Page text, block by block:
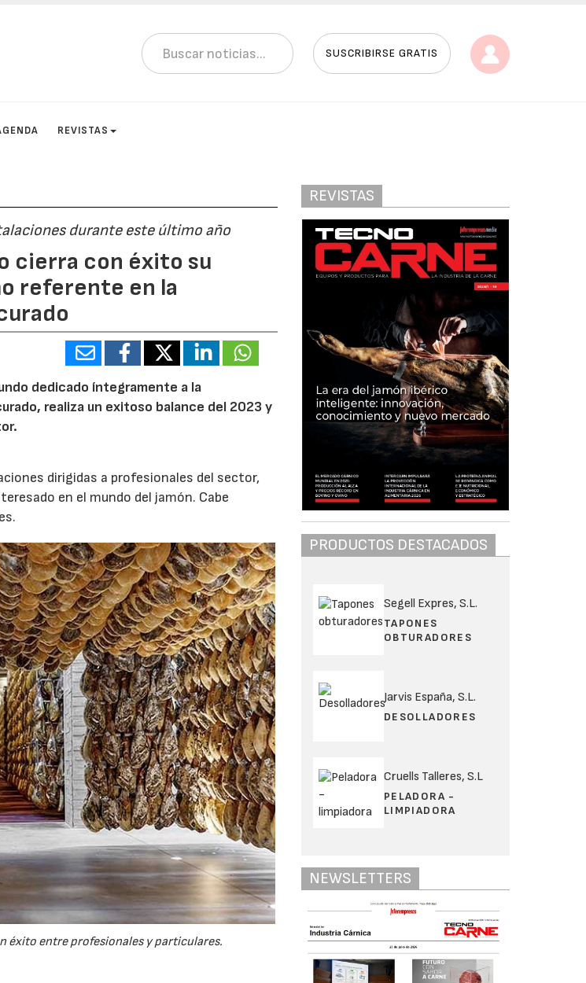
SUSCRIBIRSE GRATIS
REVISTAS
durante este último año
cierra con éxito su
referente en la
dedicado íntegramente a la
realiza un exitoso balance del 2023 y
dirigidas a profesionales del sector,
en el mundo del jamón. Cabe
éxito entre profesionales y particulares.
REVISTAS
PRODUCTOS DESTACADOS
Segell Expres, S.L.
TAPONES
OBTURADORES
Jarvis España, S.L.
DESOLLADORES
Cruells Talleres, S.L
PELADORA -
LIMPIADORA
NEWSLETTERS